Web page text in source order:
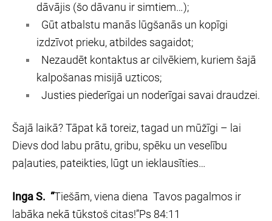
dāvājis (šo dāvanu ir simtiem…);
Gūt atbalstu manās lūgšanās un kopīgi
izdzīvot prieku, atbildes sagaidot;
Nezaudēt kontaktus ar cilvēkiem, kuriem šajā
kalpošanas misijā uzticos;
Justies piederīgai un noderīgai savai draudzei.
Šajā laikā? Tāpat kā toreiz, tagad un mūžīgi – lai
Dievs dod labu prātu, gribu, spēku un veselību
paļauties, pateikties, lūgt un ieklausīties…
Inga S. “Tiešām, viena diena Tavos pagalmos ir
labāka nekā tūkstoš citas!”Ps 84:11